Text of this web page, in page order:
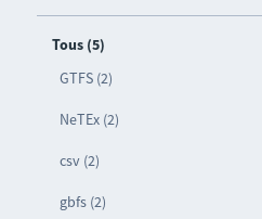
Tous (5)
GTFS (2)
NeTEx (2)
csv (2)
gbfs (2)